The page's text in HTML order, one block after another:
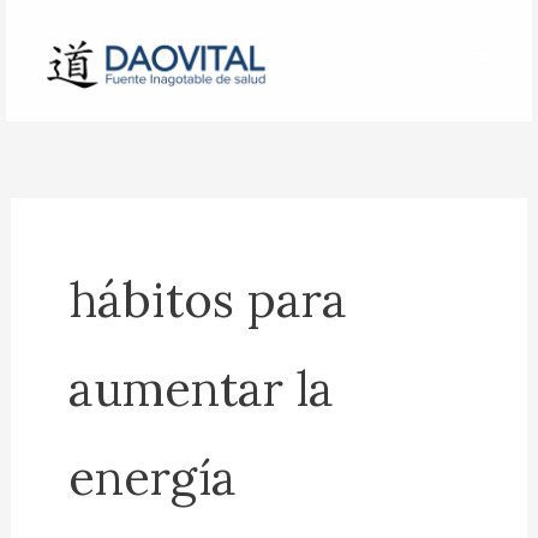
contenido
hábitos para
aumentar la
energía